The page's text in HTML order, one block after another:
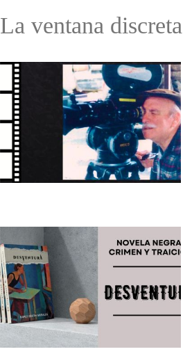
La ventana discreta